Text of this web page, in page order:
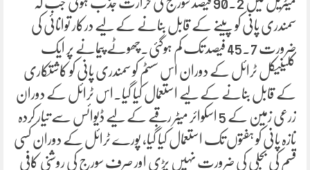
سمندری پانی کو پینے کے قابل بنانے کے لیے درکار توانائی کی
ضرورت 45.7 فیصد تک کم ہوگئی۔چھوٹے پیمانے پر ایک
کلینیکل ٹرائل کے دوران اس سسٹم کو سمندری پانی کو کاشتکاری
کے قابل بنانے کے لیے استعمال کیا گیا۔اس ٹرائل کے دوران
زرعی زمین کے 5 اسکوائر میٹر رقبے کے لیے ڈیوائس سے تیار کردہ
تازہ پانی کو ہفتوں تک استعمال کیا گیا، پورے ٹرائل کے دوران کسی
قسم کی بجلی کی ضرورت نہیں پڑی اور صرف سورج کی روشنی کافی